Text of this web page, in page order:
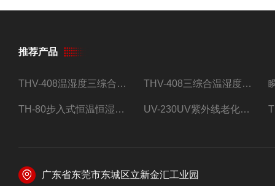
推荐产品
THV-408温湿度三综合试验箱 THV-408三综合温湿度振动试验箱
TH-80步入式恒温恒湿试验房 UV-230UV紫外线老化试验箱
广东省东莞市东城区立新金汇工业园